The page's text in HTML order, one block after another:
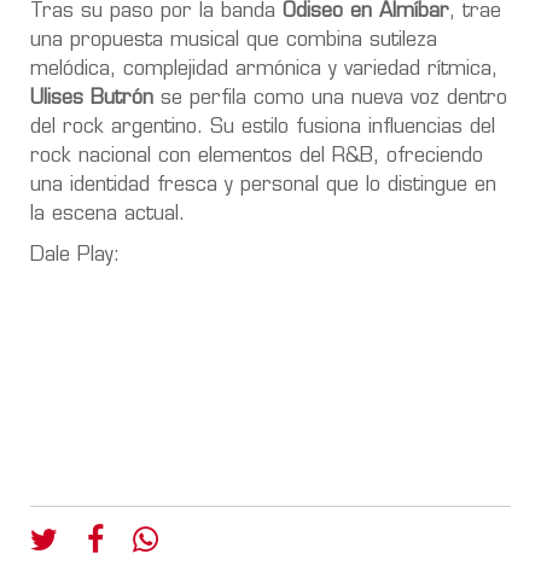
Tras su paso por la banda Odiseo en Almíbar, trae
una propuesta musical que combina sutileza
melódica, complejidad armónica y variedad rítmica,
Ulises Butrón se perfila como una nueva voz dentro
del rock argentino. Su estilo fusiona influencias del
rock nacional con elementos del R&B, ofreciendo
una identidad fresca y personal que lo distingue en
la escena actual.
Dale Play: